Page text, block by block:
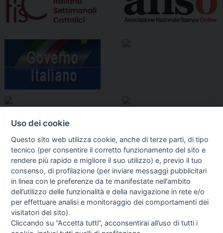
I libri Vedi tutti
Uso dei cookie
Questo sito web utilizza cookie, anche di terze parti, di tipo
tecnico (per consentire il corretto funzionamento del sito e
rendere più rapido e migliore il suo utilizzo) e, previo il tuo
consenso, di profilazione (per inviare messaggi pubblicitari
in linea con le preferenze da te manifestate nell’ambito
dell’utilizzo delle funzionalità e della navigazione in rete e/o
per effettuare analisi e monitoraggio dei comportamenti dei
visitatori del sito).
Cliccando su “Accetta tutti”, acconsentirai all’uso di tutti i